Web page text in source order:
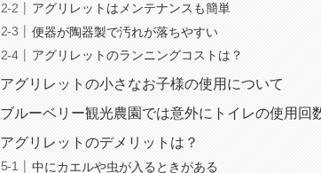
アグリレットはメンテナンスも簡単
便器が陶器製で汚れが落ちやすい
アグリレットのランニングコストは？
アグリレットの小さなお子様の使用について
ブルーベリー観光農園では意外にトイレの使用回
アグリレットのデメリットは？
中にカエルや虫が入るときがある